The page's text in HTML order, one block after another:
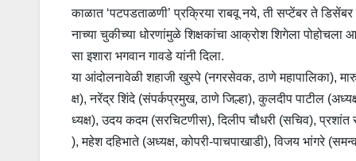
काळात ‘पटपडताळणी’ प्रक्रिया राबवू नये, ती सप्टेंबर ते
नाच्या चुकीच्या धोरणांमुळे शिक्षकांचा आक्रोश शिगेला
सा इशारा भगवान गावडे यांनी दिला.
या आंदोलनावेळी शहाजी खुस्पे (नगरसेवक, ठाणे महापालिका),
क्ष), नरेंद्र शिंदे (संपर्कप्रमुख, ठाणे जिल्हा), कुलदीप पाटील
ध्यक्ष), उदय कदम (सरचिटणीस), दिलीप चौधरी (सचिव), प्रशांत
), महेश दहिभाते (अध्यक्ष, कोपरी-पाचपाखाडी), विजय भांगरे